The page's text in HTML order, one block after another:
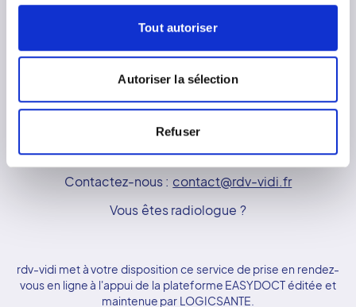
Tout autoriser
Autoriser la sélection
Refuser
Besoin d'aide ?
FAQ - Questions
Réseau Vidi
Contactez-nous : contact@rdv-vidi.fr
Vous êtes radiologue ?
rdv-vidi met à votre disposition ce service de prise en rendez-
vous en ligne à l'appui de la plateforme EASYDOCT éditée et
maintenue par LOGICSANTE.